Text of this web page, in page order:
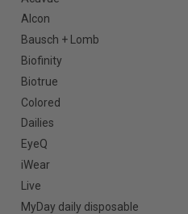
Alcon
Bausch + Lomb
Biofinity
Biotrue
Colored
Dailies
EyeQ
iWear
Live
MyDay daily disposable